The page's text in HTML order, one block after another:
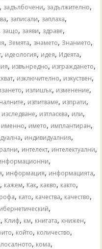
, задълбочени, задължително,
, записали, заплаха,
защо, заяви, здраве,
, Земята, знамето, Знанието,
, идеология, идея, Идеята,
, извънредно, изграждането,
, изключително, изкуствен,
, излишък, изменение,
, изпитваме, изпрати,
изследване, изтласква, или,
именно, името, имплантиран,
, индивидуалния,
, интелект, интелектуални,
,
, информация, информацията,
, кажем, Как, какво, както,
, като, качества, качество,
,
, Клиф, км, книгата, книжен,
, който, количество,
, кома,